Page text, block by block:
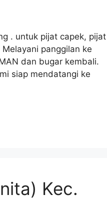
. untuk pijat capek, pijat
panggilan ke
dan bugar kembali.
siap mendatangi ke
Kec.